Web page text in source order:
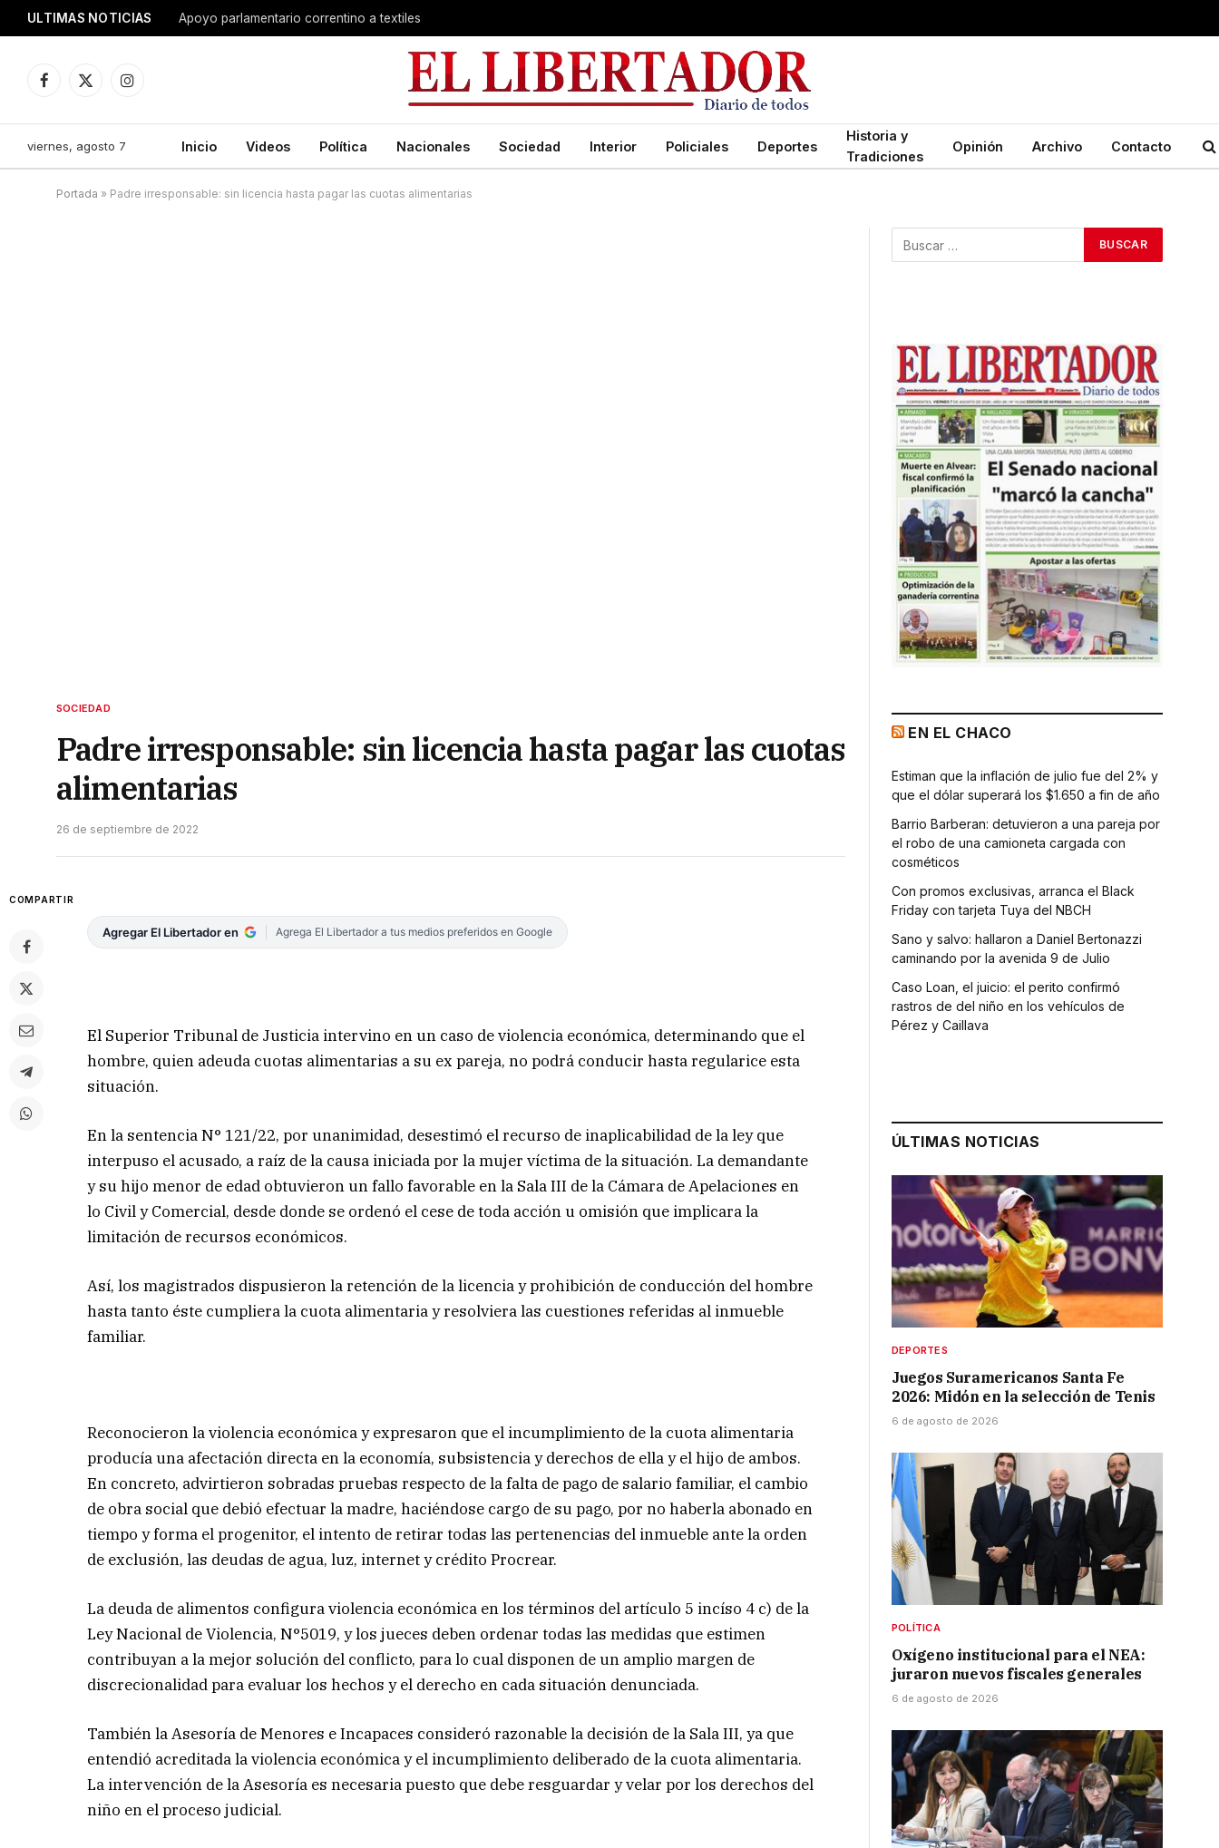
ULTIMAS NOTICIAS Apoyo parlamentario correntino a textiles
Facebook
X
Instagram
viernes, agosto 7 Inicio Videos Política Nacionales Sociedad Interior Policiales Deportes
Historia y
Tradiciones
Opinión Archivo Contacto
Portada » Padre irresponsable: sin licencia hasta pagar las cuotas alimentarias
SOCIEDAD
Padre irresponsable: sin licencia hasta pagar las cuotas
alimentarias
26 de septiembre de 2022
COMPARTIR
Agregar El Libertador en Agrega El Libertador a tus medios preferidos en Google
El Superior Tribunal de Justicia intervino en un caso de violencia económica, determinando que el
hombre, quien adeuda cuotas alimentarias a su ex pareja, no podrá conducir hasta regularice esta
situación.
En la sentencia N° 121/22, por unanimidad, desestimó el recurso de inaplicabilidad de la ley que
interpuso el acusado, a raíz de la causa iniciada por la mujer víctima de la situación. La demandante
y su hijo menor de edad obtuvieron un fallo favorable en la Sala III de la Cámara de Apelaciones en
lo Civil y Comercial, desde donde se ordenó el cese de toda acción u omisión que implicara la
limitación de recursos económicos.
Así, los magistrados dispusieron la retención de la licencia y prohibición de conducción del hombre
hasta tanto éste cumpliera la cuota alimentaria y resolviera las cuestiones referidas al inmueble
familiar.
Reconocieron la violencia económica y expresaron que el incumplimiento de la cuota alimentaria
producía una afectación directa en la economía, subsistencia y derechos de ella y el hijo de ambos.
En concreto, advirtieron sobradas pruebas respecto de la falta de pago de salario familiar, el cambio
de obra social que debió efectuar la madre, haciéndose cargo de su pago, por no haberla abonado en
tiempo y forma el progenitor, el intento de retirar todas las pertenencias del inmueble ante la orden
de exclusión, las deudas de agua, luz, internet y crédito Procrear.
La deuda de alimentos configura violencia económica en los términos del artículo 5 incíso 4 c) de la
Ley Nacional de Violencia, N°5019, y los jueces deben ordenar todas las medidas que estimen
contribuyan a la mejor solución del conflicto, para lo cual disponen de un amplio margen de
discrecionalidad para evaluar los hechos y el derecho en cada situación denunciada.
También la Asesoría de Menores e Incapaces consideró razonable la decisión de la Sala III, ya que
entendió acreditada la violencia económica y el incumplimiento deliberado de la cuota alimentaria.
La intervención de la Asesoría es necesaria puesto que debe resguardar y velar por los derechos del
niño en el proceso judicial.
EN EL CHACO
Estiman que la inflación de julio fue del 2% y
que el dólar superará los $1.650 a fin de año
Barrio Barberan: detuvieron a una pareja por
el robo de una camioneta cargada con
cosméticos
Con promos exclusivas, arranca el Black
Friday con tarjeta Tuya del NBCH
Sano y salvo: hallaron a Daniel Bertonazzi
caminando por la avenida 9 de Julio
Caso Loan, el juicio: el perito confirmó
rastros de del niño en los vehículos de
Pérez y Caillava
ÚLTIMAS NOTICIAS
DEPORTES
Juegos Suramericanos Santa Fe
2026: Midón en la selección de Tenis
6 de agosto de 2026
POLÍTICA
Oxígeno institucional para el NEA:
juraron nuevos fiscales generales
6 de agosto de 2026